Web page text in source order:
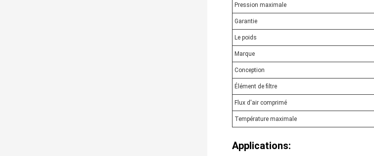
Pression maximale
Garantie
Le poids
Marque
Conception
Élément de filtre
Flux d'air comprimé
Température maximale
Applications: